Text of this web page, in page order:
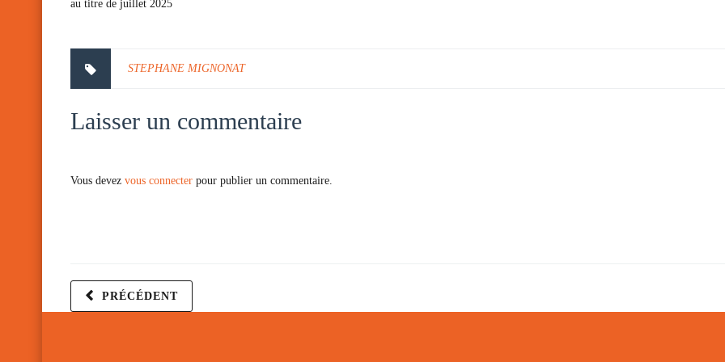
au titre de juillet 2025
STEPHANE MIGNONAT
Laisser un commentaire
Vous devez vous connecter pour publier un commentaire.
PRÉCÉDENT